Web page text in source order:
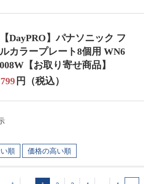
【DayPRO】パナソニック フ
ルカラープレート8個用 WN6
008W【お取り寄せ商品】
799 円（税込）
順 価格の高い順